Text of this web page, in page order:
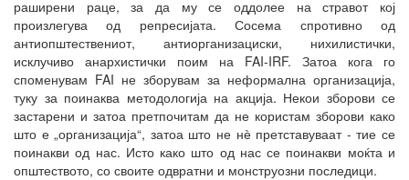
раширени раце, за да му се оддолее на стравот кој
произлегува од репресијата. Сосема спротивно од
антиопштествениот, антиорганизациски, нихилистички,
исклучиво анархистички поим на FAI-IRF. Затоа кога го
споменувам FAI не зборувам за неформална организација,
туку за поинаква методологија на акција. Некои зборови се
застарени и затоа претпочитам да не користам зборови како
што е „организација“, затоа што не нѐ претставуваат - тие се
поинакви од нас. Исто како што од нас се поинакви моќта и
општеството, со своите одвратни и монструозни последици.